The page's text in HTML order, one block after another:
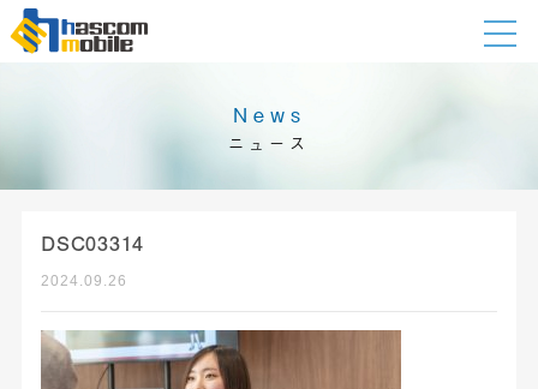
News
ニュース
DSC03314
2024.09.26